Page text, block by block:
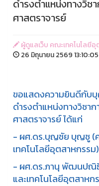
ดำรงตำแหน่งทางวิช
ศาสตราจารย์
ผู้ดูแลเว็บ คณะเทคโนโลยี
26 มิถุนายน 2569 13:10:05
ขอแสดงความยินดีกับบุ
ดำรงตำแหน่งทางวิชา
ศาสตราจารย์ ได้แก่
- ผศ.ดร.บุญชัย บุญชู (
เทคโนโลยีอุตสาหกรร
- ผศ.ดร.ภานุ พัฒนปณิ
และเทคโนโลยีอุตสาห